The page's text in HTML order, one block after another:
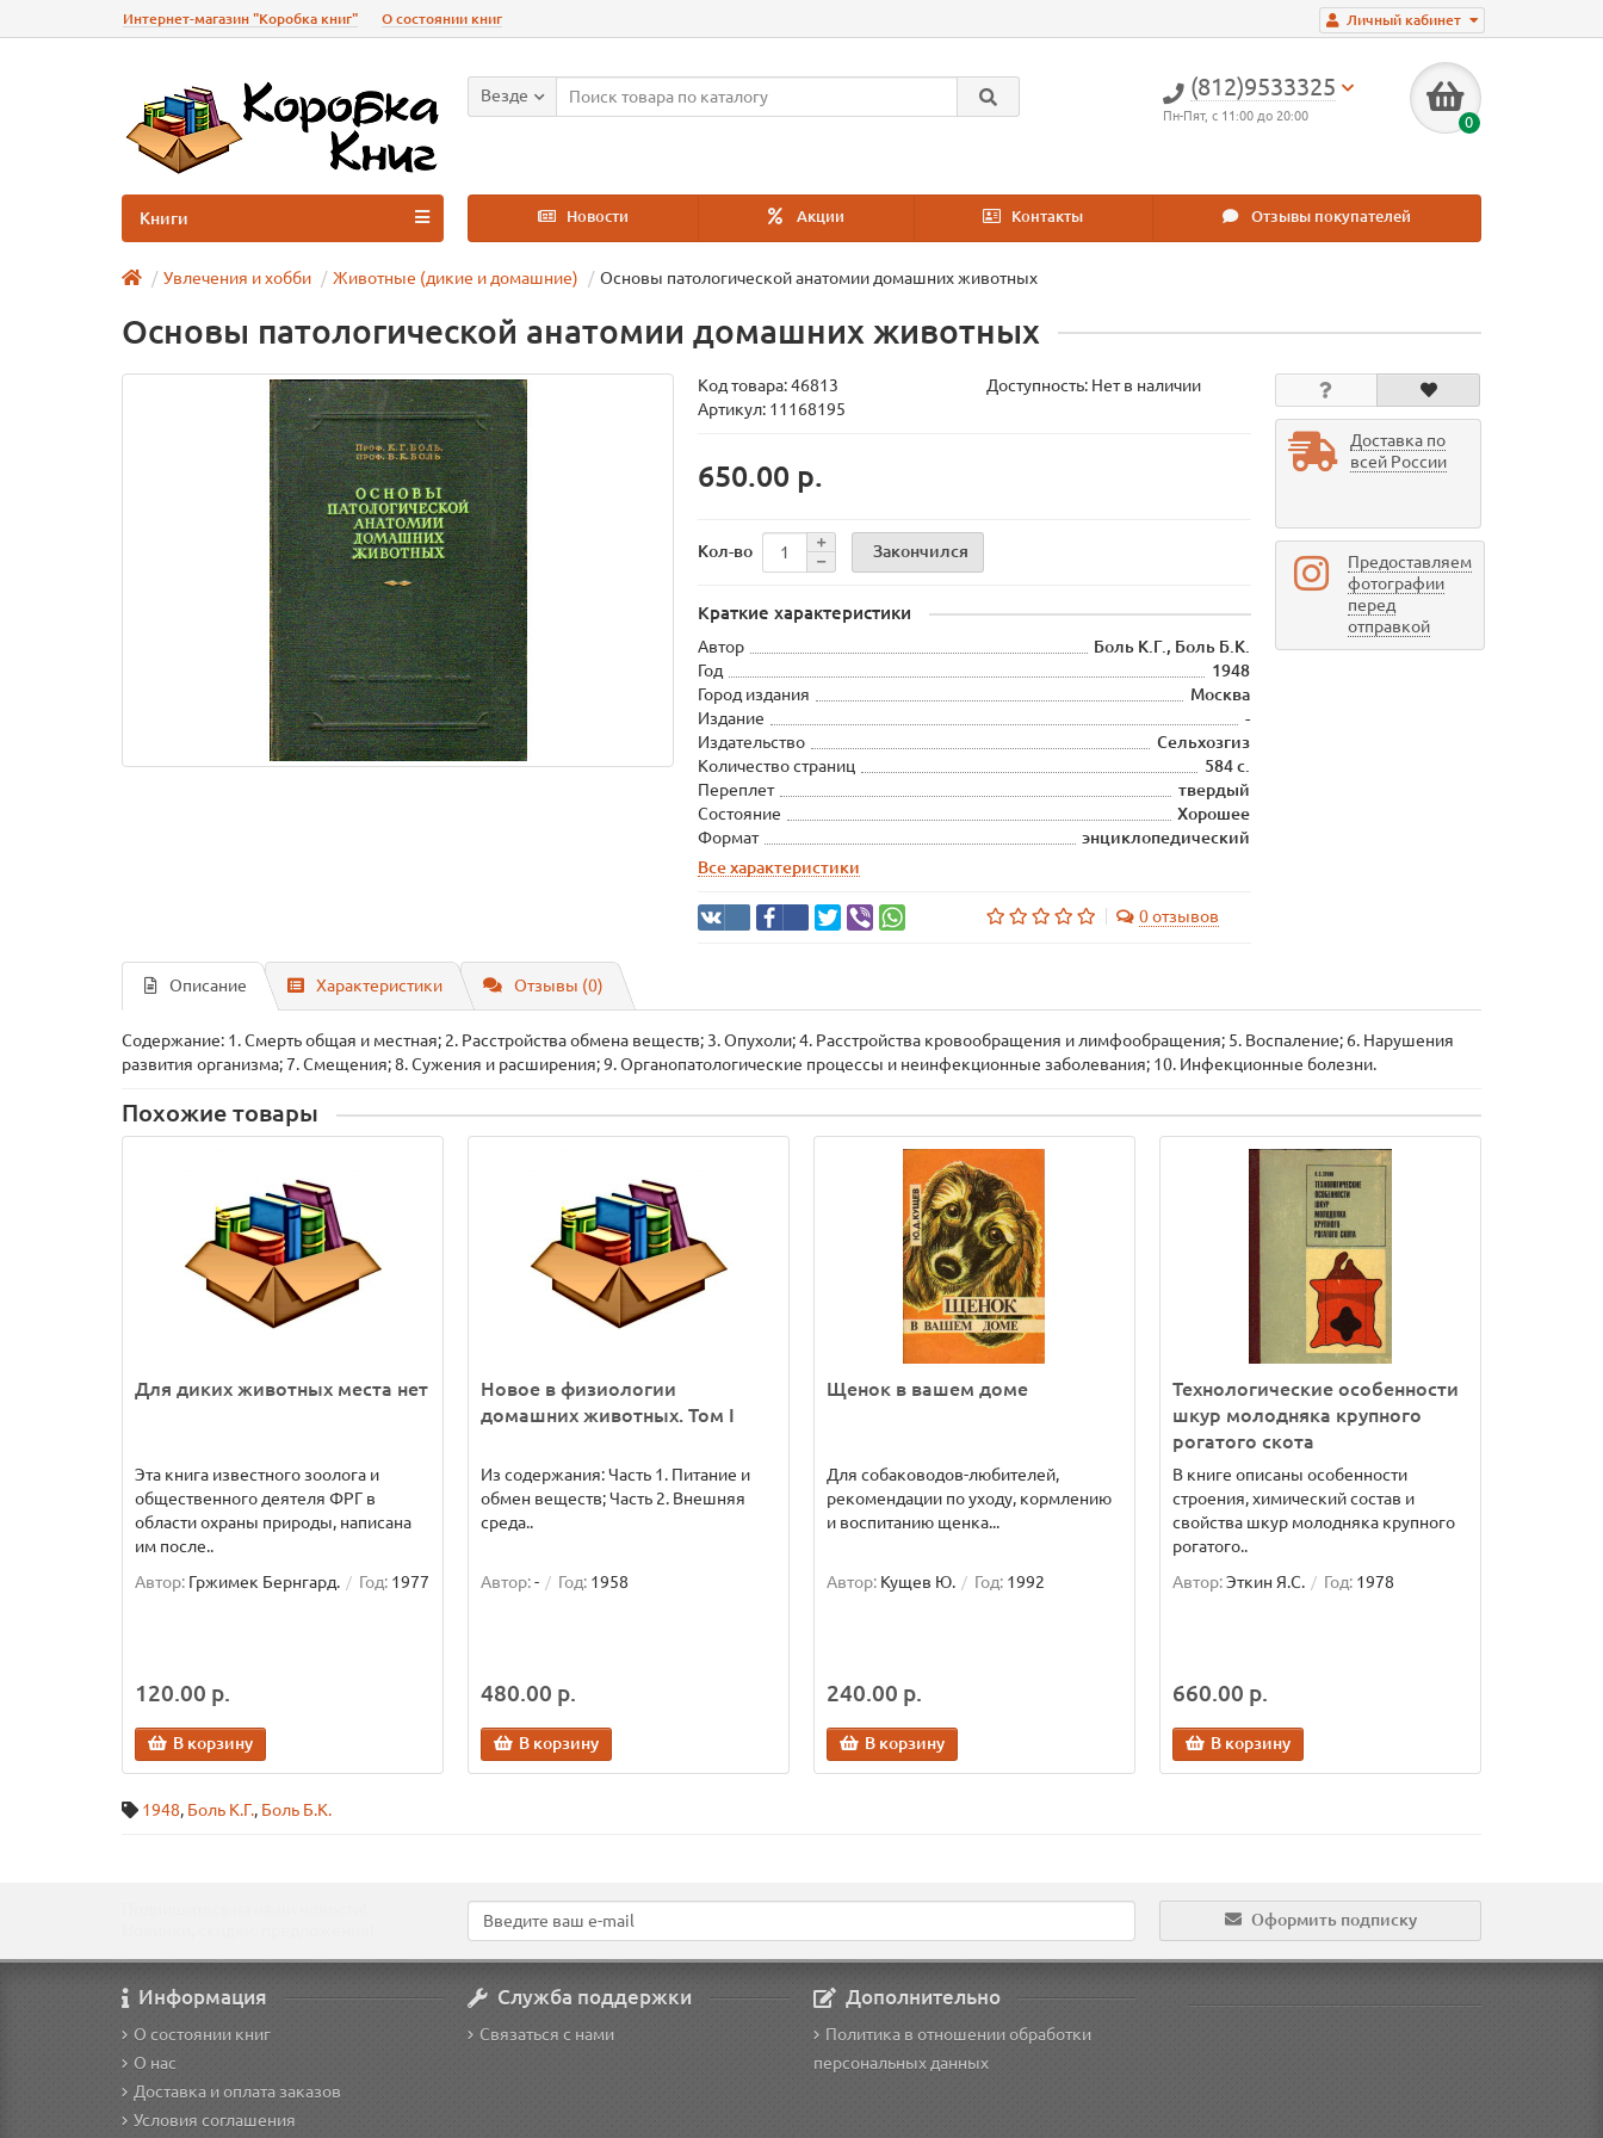
Личный кабинет
Интернет-магазин "Коробка книг" О состоянии книг
(812)9533325
Пн-Пят, с 11:00 до 20:00 0
Везде
Новости Акции Контакты Отзывы покупателей
Книги
Увлечения и хобби Животные (дикие и домашние) Основы патологической анатомии домашних животных
Основы патологической анатомии домашних животных
Код товара:46813
Доступность: Нет в наличии
Артикул: 11168195
650.00 р.
Кол-во Закончился
Краткие характеристики
Автор
Боль К.Г., Боль Б.К.
Год
1948
Город издания
Москва
Издание
-
Издательство
Сельхозгиз
Количество страниц
584 с.
Переплет
твердый
Состояние
Хорошее
Формат
энциклопедический
Все характеристики
0 отзывов
Доставка по
всей России
Предоставляем
фотографии
перед
отправкой
Описание Характеристики Отзывы (0)
Содержание: 1. Смерть общая и местная; 2. Расстройства обмена веществ; 3. Опухоли; 4. Расстройства кровообращения и лимфообращения; 5. Воспаление; 6. Нарушения
развития организма; 7. Смещения; 8. Сужения и расширения; 9. Органопатологические процессы и неинфекционные заболевания; 10. Инфекционные болезни.
Похожие товары
Для диких животных места нет
Эта книга известного зоолога и
общественного деятеля ФРГ в
области охраны природы, написана
им после..
Автор: Гржимек Бернгард. Год: 1977
120.00 р.
В корзину
Новое в физиологии
домашних животных. Том I
Из содержания: Часть 1. Питание и
обмен веществ; Часть 2. Внешняя
среда..
Автор:- Год: 1958
480.00 р.
В корзину
Щенок в вашем доме
Для собаководов-любителей,
рекомендации по уходу, кормлению
и воспитанию щенка...
Автор: Кущев Ю. Год: 1992
240.00 р.
В корзину
Технологические особенности
шкур молодняка крупного
рогатого скота
В книге описаны особенности
строения, химический состав и
свойства шкур молодняка крупного
рогатого..
Автор:Эткин Я.С. Год: 1978
660.00 р.
В корзину
1948, Боль К.Г., Боль Б.К.
Оформить подписку
Информация
О состоянии книг
О нас
Доставка и оплата заказов
Условия соглашения
Служба поддержки
Связаться с нами
Дополнительно
Политика в отношении обработки
персональных данных